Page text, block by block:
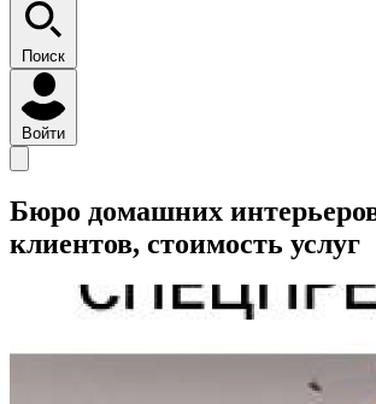
Поиск
Войти
Бюро домашних
клиентов, стоимость услуг